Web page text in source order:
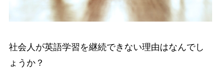
社会人が英語学習を継続できない理由はなんでし
ょうか？